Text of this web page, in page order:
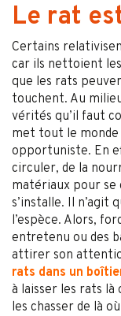
Le rat
Certains
car ils nettoient les
que les rats
touchent. Au
vérités qu’il faut
met tout le monde
opportuniste. En
circuler, de la
matériaux pour
s’installe. Il n’agit
l’espèce. Alors,
entretenu ou des
attirer son
rats dans un
à laisser les rats là
les chasser de là